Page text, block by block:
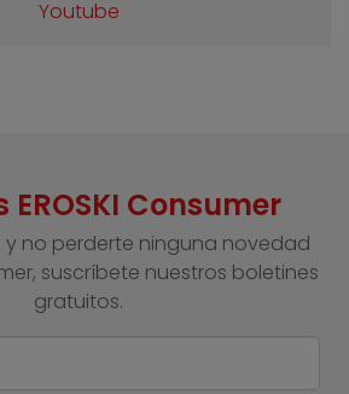
Youtube
EROSKI Consumer
y no perderte ninguna novedad
suscríbete nuestros boletines
gratuitos.